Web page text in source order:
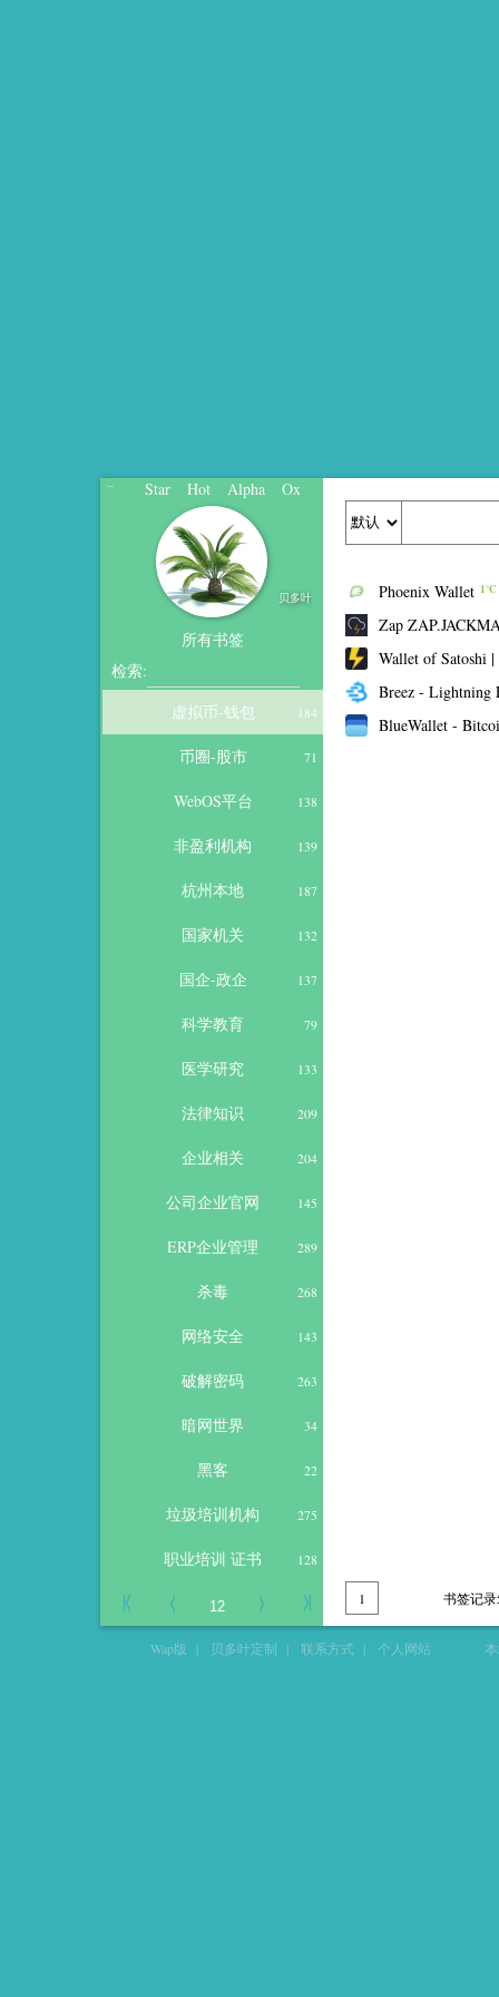
Star Hot Alpha Ox
贝多叶
所有书签
检索:
虚拟币-钱包
184
币圈-股市 71
WebOS平台 138
非盈利机构 139
杭州本地 187
国家机关 132
国企-政企 137
科学教育 79
医学研究 133
法律知识 209
企业相关 204
公司企业官网 145
ERP企业管理 289
杀毒 268
网络安全 143
破解密码 263
暗网世界 34
黑客 22
垃圾培训机构 275
职业培训 证书 128
Phoenix Wallet 1℃
Zap
Wallet of Satoshi
Breez - Lightning
BlueWallet -
1 书签记
Wap版 | 贝多叶定制 | 联系方式 | 个人网站 本站